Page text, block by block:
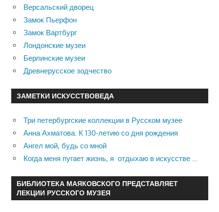
Версальский дворец
Замок Пьерфон
Замок Вартбург
Лондонские музеи
Берлинские музеи
Древнерусское зодчество
ЗАМЕТКИ ИСКУССТВОВЕДА
Три петербургские коллекции в Русском музее
Анна Ахматова. К 130-летию со дня рождения
Ангел мой, будь со мной
Когда меня пугает жизнь, я отдыхаю в искусстве …
БИБЛИОТЕКА МАЯКОВСКОГО ПРЕДСТАВЛЯЕТ
ЛЕКЦИИ РУССКОГО МУЗЕЯ